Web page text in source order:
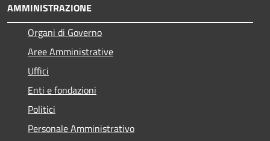
AMMINISTRAZIONE
Organi di Governo
Aree Amministrative
Uffici
Enti e fondazioni
Politici
Personale Amministrativo